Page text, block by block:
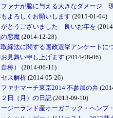
ファナが脳に与える大きなダメージ
よろしくお願いします (2015-01-04)
がとうございました 良いお年を
悪魔 (2014-12-28)
取締法に関する国政選挙アンケートに
見舞い申し上げます (2014-08-06)
称）
(2014-06-11)
セス解析(2014-05-26)
ファナマーチ東京2014 不参加の弁
２日（月）の日記 (2013-09-10)
ージーランド産オーガニック・ヘン